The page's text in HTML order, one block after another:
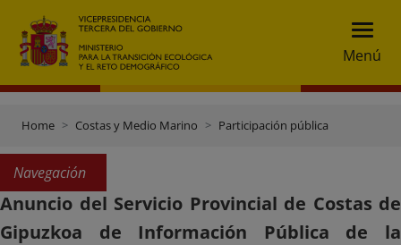
Menú
Home Costas y Medio Marino Participación pública
Navegación
Anuncio del Servicio Provincial de Costas de
Gipuzkoa de Información Pública de la